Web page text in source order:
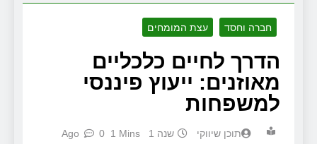
חברה וחסד עצת המומחים
הדרך לחיים כלכליים
מאוזנים: ייעוץ פיננסי
למשפחות
תוכן שיווקי שנה 1 Ago 0 1 Mins